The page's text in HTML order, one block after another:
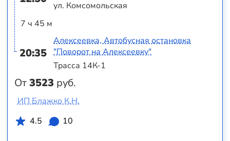
7 ч 45 м
20:35
От3523 руб.
ул. Комсомольская
Алексеевка, Автобусная остановка
"Поворот на Алексеевку"
Трасса 14К-1
ИП Блажко К.Н.
4.5
10